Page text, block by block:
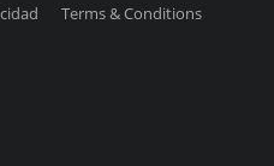
Terms & Conditions